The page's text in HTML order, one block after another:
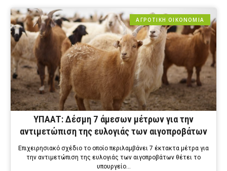
ΑΓΡΟΤΙΚΗ ΟΙΚΟΝΟΜΙΑ
ΥΠΑΑΤ: Δέσμη 7 άμεσων μέτρων για την
αντιμετώπιση της ευλογιάς των αιγοπροβάτων
Επιχειρησιακό σχέδιο το οποίο περιλαμβάνει 7 έκτακτα μέτρα για
την αντιμετώπιση της ευλογιάς των αιγοπροβάτων θέτει το
υπουργείο…